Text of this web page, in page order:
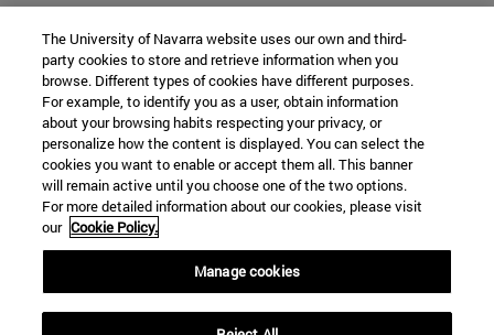
The University of Navarra website uses our own and third-
party cookies to store and retrieve information when you
browse. Different types of cookies have different purposes.
For example, to identify you as a user, obtain information
about your browsing habits respecting your privacy, or
personalize how the content is displayed. You can select the
cookies you want to enable or accept them all. This banner
will remain active until you choose one of the two options.
For more detailed information about our cookies, please visit
our Cookie Policy.
Manage cookies